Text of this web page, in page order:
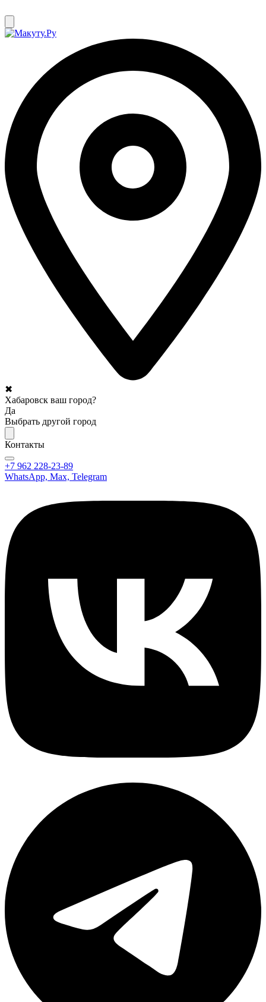
✖
Хабаровск ваш город?
Да
Выбрать другой город
Контакты
+7 962 228-23-89
WhatsApp, Max, Telegram